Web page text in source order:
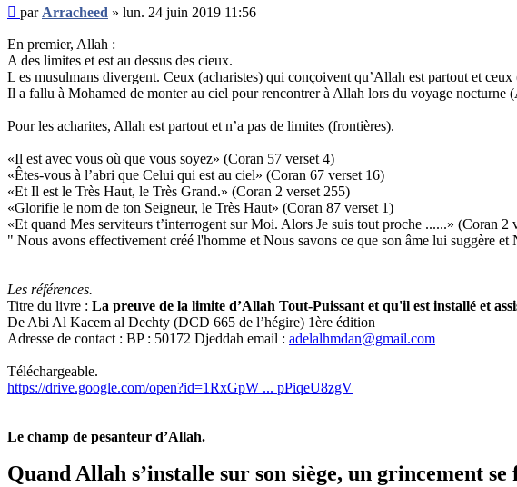
Message
non
lu
par Arracheed » lun. 24 juin 2019 11:56
En premier, Allah :
A des limites et est au dessus des cieux.
L es musulmans divergent. Ceux (acharistes) qui conçoivent qu’Allah est partout et
Il a fallu à Mohamed de monter au ciel pour rencontrer à Allah lors du voyage nocturne
Pour les acharites, Allah est partout et n’a pas de limites (frontières).
«Il est avec vous où que vous soyez» (Coran 57 verset 4)
«Êtes-vous à l’abri que Celui qui est au ciel» (Coran 67 verset 16)
«Et Il est le Très Haut, le Très Grand.» (Coran 2 verset 255)
«Glorifie le nom de ton Seigneur, le Très Haut» (Coran 87 verset 1)
«Et quand Mes serviteurs t’interrogent sur Moi. Alors Je suis tout proche ......» (Coran 2
" Nous avons effectivement créé l'homme et Nous savons ce que son âme lui suggère
Les références.
Titre du livre : La preuve de la limite d’Allah Tout-Puissant et qu'il est installé et
De Abi Al Kacem al Dechty (DCD 665 de l’hégire) 1ère édition
Adresse de contact : BP : 50172 Djeddah email : adelalhmdan@gmail.com
Téléchargeable.
https://drive.google.com/open?id=1RxGpW ... pPiqeU8zgV
Le champ de pesanteur d’Allah.
Quand Allah s’installe sur son siège, un grincement